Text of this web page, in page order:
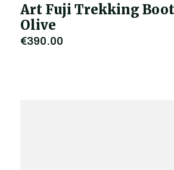
Art Fuji Trekking
Olive
€390,00